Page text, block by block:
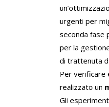
urgenti per
seconda fase
per la
di trattenuta
Per verificare
realizzato un
Gli